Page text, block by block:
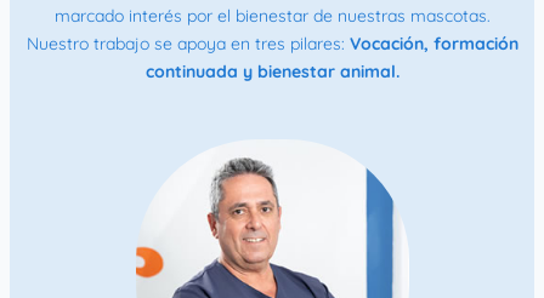
marcado interés por el bienestar de nuestras mascotas.
Nuestro trabajo se apoya en tres pilares: Vocación, formación
continuada y bienestar animal.